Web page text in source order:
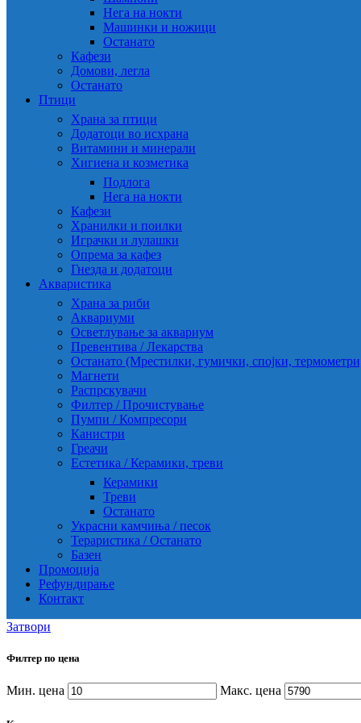
Нега на нокти
Машинки и ножици
Останато
Кафези
Домови, легла
Останато
Птици
Храна за птици
Додатоци во исхрана
Витамини и минерали
Хигиена и козметика
Подлога
Нега на нокти
Кафези
Хранилки и поилки
Играчки и лулашки
Опрема за кафез
Гнезда и додатоци
Акваристика
Храна за риби
Аквариуми
Осветлување за аквариум
Превентива / Лекарства
Останато (Мрестилки, гумички, спојки,
Магнети
Распрскувачи
Филтер / Прочистување
Пумпи / Компресори
Канистри
Греачи
Естетика / Керамики, треви
Керамики
Треви
Останато
Украсни камчиња / песок
Тераристика / Останато
Базен
Промоција
Рефундирање
Контакт
Затвори
Филтер по цена
Мин. цена Макс. цена